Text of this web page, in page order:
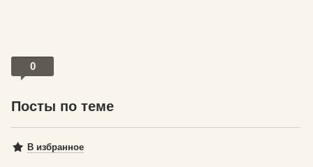
0
Посты по теме
В избранное